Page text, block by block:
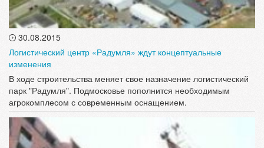
30.08.2015
Логистический центр «Радумля» ждут концептуальные
изменения
В ходе строительства меняет свое назначение логистический
парк "Радумля". Подмосковье пополнится необходимым
агрокомплесом с современным оснащением.